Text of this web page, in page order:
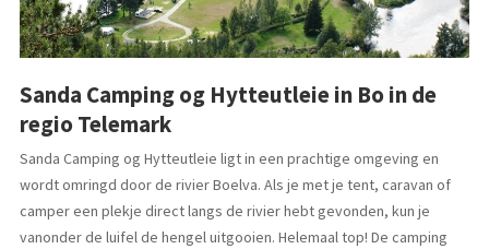
Sanda Camping og Hytteutleie in Bo in de
regio Telemark
Sanda Camping og Hytteutleie ligt in een prachtige omgeving en
wordt omringd door de rivier Boelva. Als je met je tent, caravan of
camper een plekje direct langs de rivier hebt gevonden, kun je
vanonder de luifel de hengel uitgooien. Helemaal top! De camping